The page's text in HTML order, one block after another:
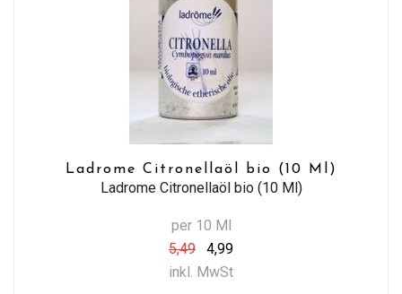
Ladrome Citronellaöl bio (10 Ml)
Ladrome Citronellaöl bio (10 Ml)
per 10 Ml
5,49
4,99
inkl. MwSt